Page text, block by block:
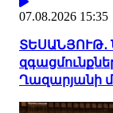
07.08.2026 15:35
ՏԵՍԱՆՅՈՒԹ․
Ղազարյանի